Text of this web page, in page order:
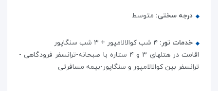
درجه سختی: متوسط
خدمات تور: ۴ شب کوالالامپور + ۳ شب سنگاپور
اقامت در هتلهای ۳ و ۴ ستاره با صبحانه-ترانسفر فرودگاهی -
ترانسفر بین کوالالامپور و سنگاپور-بیمه مسافرتی